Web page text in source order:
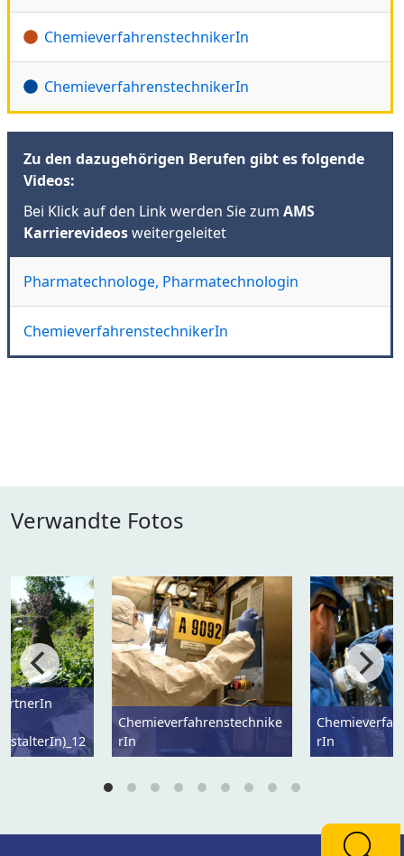
ChemieverfahrenstechnikerIn
ChemieverfahrenstechnikerIn
Zu den dazugehörigen Berufen gibt es folgende
Videos:
Bei Klick auf den Link werden Sie zum AMS
Karrierevideosweitergeleitet
Pharmatechnologe, Pharmatechnologin
ChemieverfahrenstechnikerIn
Verwandte Fotos
Chemieverfahrenstechnike
rIn
rIn